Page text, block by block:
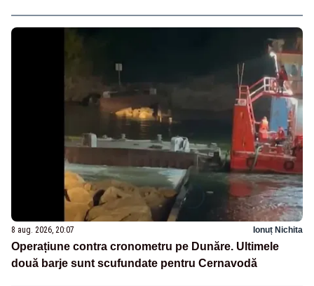
8 aug. 2026, 20:07 Ionuț Nichita
Operațiune contra cronometru pe Dunăre. Ultimele
două barje sunt scufundate pentru Cernavodă